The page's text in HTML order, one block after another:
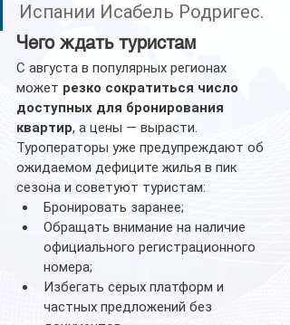
Испании Исабель Родригес.
Чего ждать туристам
С августа в популярных регионах
может резко сократиться число
доступных для бронирования
квартир, а цены — вырасти.
Туроператоры уже предупреждают об
ожидаемом дефиците жилья в пик
сезона и советуют туристам:
Бронировать заранее;
Обращать внимание на наличие
официального регистрационного
номера;
Избегать серых платформ и
частных предложений без